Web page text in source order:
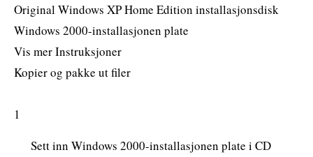
Original Windows XP Home Edition installasjonsdisk
Windows 2000-installasjonen plate
Vis mer Instruksjoner
Kopier og pakke ut filer
1
Sett inn Windows 2000-installasjonen plate i CD